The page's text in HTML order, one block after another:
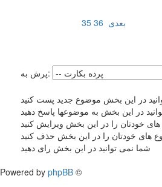
35 36 بعدی
پرش به:
در این بخش موضوع جدید پست کنید
در این بخش به موضوعها پاسخ دهید
خودتان را در این بخش ویرایش کنید
های خودتان را در این بخش حذف کنید
شما نمی توانید در این بخش رای دهید
Powered by phpBB ©